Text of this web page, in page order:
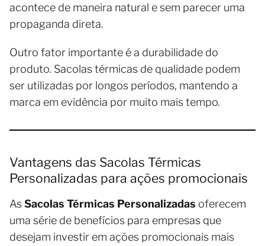
acontece de maneira natural e sem parecer uma
propaganda direta.
Outro fator importante é a durabilidade do
produto. Sacolas térmicas de qualidade podem
ser utilizadas por longos períodos, mantendo a
marca em evidência por muito mais tempo.
Vantagens das Sacolas Térmicas
Personalizadas para ações promocionais
AsSacolas Térmicas Personalizadas oferecem
uma série de benefícios para empresas que
desejam investir em ações promocionais mais